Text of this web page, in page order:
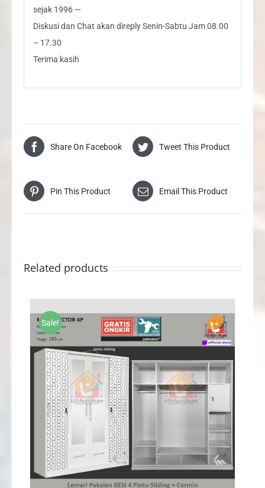
sejak 1996 —
Diskusi dan Chat akan direply Senin-Sabtu Jam 08.00
– 17.30
Terima kasih
Share On Facebook Tweet This Product
Pin This Product Email This Product
Related products
Sale!